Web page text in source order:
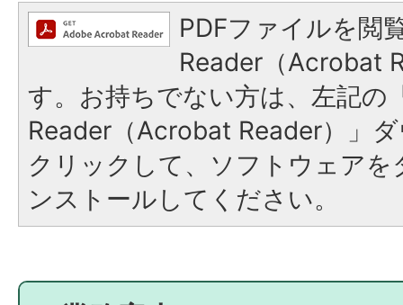
PDFファイルを閲
Reader（Acrobat
す。お持ちでない方は、左記の
Reader（Acrobat Reader）」
クリックして、ソフトウェア
ンストールしてください。